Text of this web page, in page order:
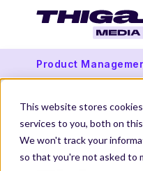
This website stores
services to you, both on
We won't track your
so that you're not asked to
Product
Thiga Media